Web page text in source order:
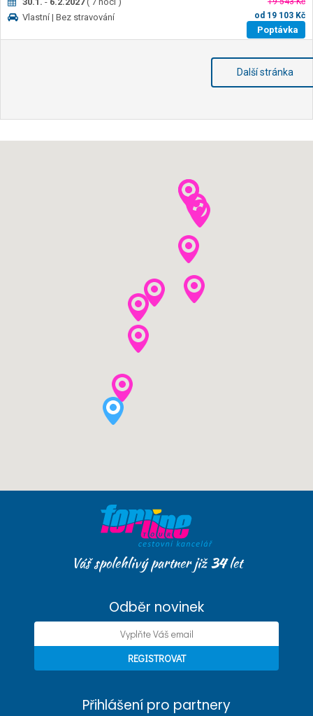
Vlastní | Bez stravování
od 19 103 Kč
Poptávka
Další stránka
Váš spolehlivý partner již34let
Odběr novinek
Přihlášení pro partnery